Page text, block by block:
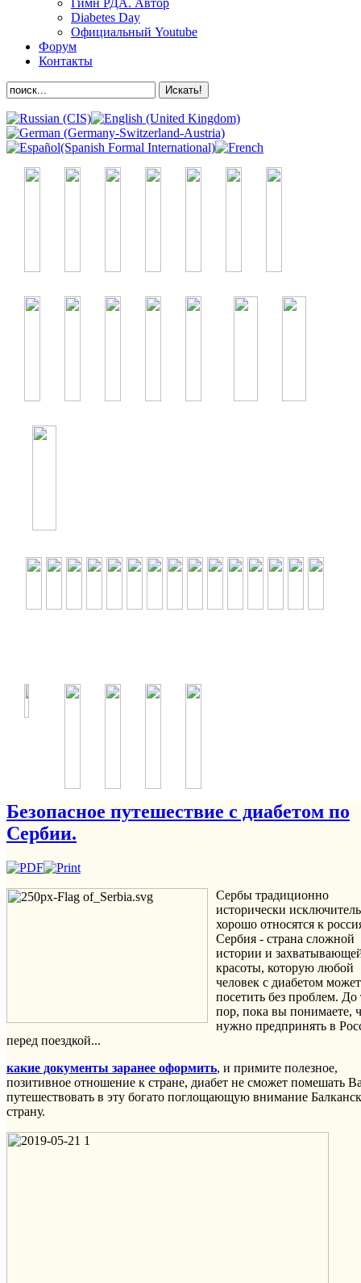
Гимн РДА. Автор
Diabetes Day
Официальный Youtube
Форум
Контакты
Безопасное путешествие с диабетом по
Сербии.
Сербы традиционно
исторически
хорошо относятся к
Сербия - страна сложной
истории и
красоты, которую любой
человек с диабетом может
посетить без проблем. До
пор, пока вы понимаете,
нужно предпринять в
перед поездкой...
какие документы заранее оформить, и примите полезное,
позитивное отношение к стране, диабет не сможет помешать
путешествовать в эту богато поглощающую внимание
страну.